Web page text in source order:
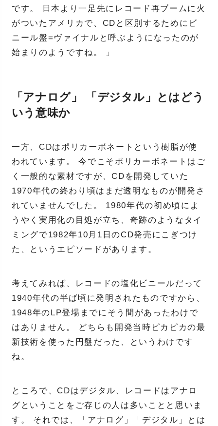
です。 日本より一足先にレコード再ブームに火
がついたアメリカで、CDと区別するためにビ
ニール盤=ヴァイナルと呼ぶようになったのが
始まりのようですね。 」
「アナログ」 「デジタル」とはどう
いう意味か
一方、CDはポリカーボネートという樹脂が使
われています。 今でこそポリカーボネートはご
く一般的な素材ですが、CDを開発していた
1970年代の終わり頃はまだ透明なものが開発さ
れていませんでした。 1980年代の初め頃によ
うやく実用化の目処が立ち、奇跡のようなタイ
ミングで1982年10月1日のCD発売にこぎつけ
た、というエピソードがあります。
考えてみれば、レコードの塩化ビニールだって
1940年代の半ば頃に発明されたものですから、
1948年のLP登場までにそう間があったわけで
はありません。 どちらも開発当時ピカピカの最
新技術を使った円盤だった、というわけです
ね。
ところで、CDはデジタル、レコードはアナロ
グということをご存じの人は多いことと思いま
す。 それでは、「アナログ」「デジタル」とは